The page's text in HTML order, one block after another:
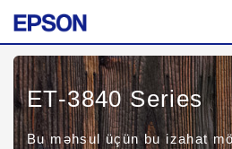
ET-3840 Series
Bu məhsul üçün bu izahat